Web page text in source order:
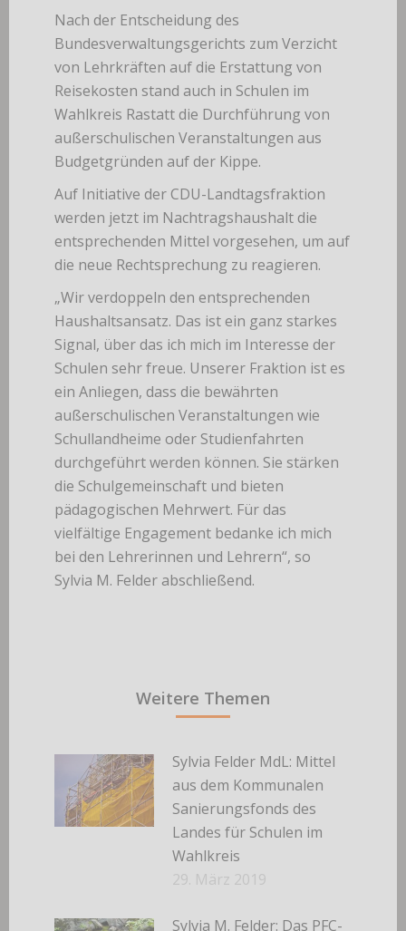
Nach der Entscheidung des
Bundesverwaltungsgerichts zum Verzicht
von Lehrkräften auf die Erstattung von
Reisekosten stand auch in Schulen im
Wahlkreis Rastatt die Durchführung von
außerschulischen Veranstaltungen aus
Budgetgründen auf der Kippe.
Auf Initiative der CDU-Landtagsfraktion
werden jetzt im Nachtragshaushalt die
entsprechenden Mittel vorgesehen, um auf
die neue Rechtsprechung zu reagieren.
„Wir verdoppeln den entsprechenden
Haushaltsansatz. Das ist ein ganz starkes
Signal, über das ich mich im Interesse der
Schulen sehr freue. Unserer Fraktion ist es
ein Anliegen, dass die bewährten
außerschulischen Veranstaltungen wie
Schullandheime oder Studienfahrten
durchgeführt werden können. Sie stärken
die Schulgemeinschaft und bieten
pädagogischen Mehrwert. Für das
vielfältige Engagement bedanke ich mich
bei den Lehrerinnen und Lehrern“, so
Sylvia M. Felder abschließend.
Weitere Themen
Sylvia Felder MdL: Mittel
aus dem Kommunalen
Sanierungsfonds des
Landes für Schulen im
Wahlkreis
29. März 2019
Sylvia M. Felder: Das PFC-